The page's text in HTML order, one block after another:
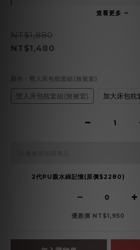
查看更多
NT$1,880
NT$1,480
: 雙人床包枕套組(無被套)
雙人床包枕套組(無被套) 加大床包枕
2代PU親水綿記憶(原價$2280)
優惠價 NT$1,950